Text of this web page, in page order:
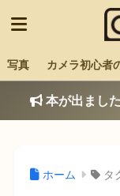
写真 カメラ初心者
本が出まし
ホーム タ